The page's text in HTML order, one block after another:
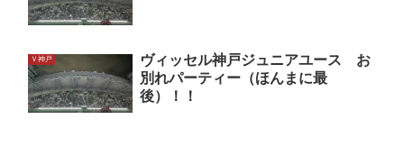
Ｖ神戸
ヴィッセル神戸ジュニアユース お
別れパーティー（ほんまに最
後）！！